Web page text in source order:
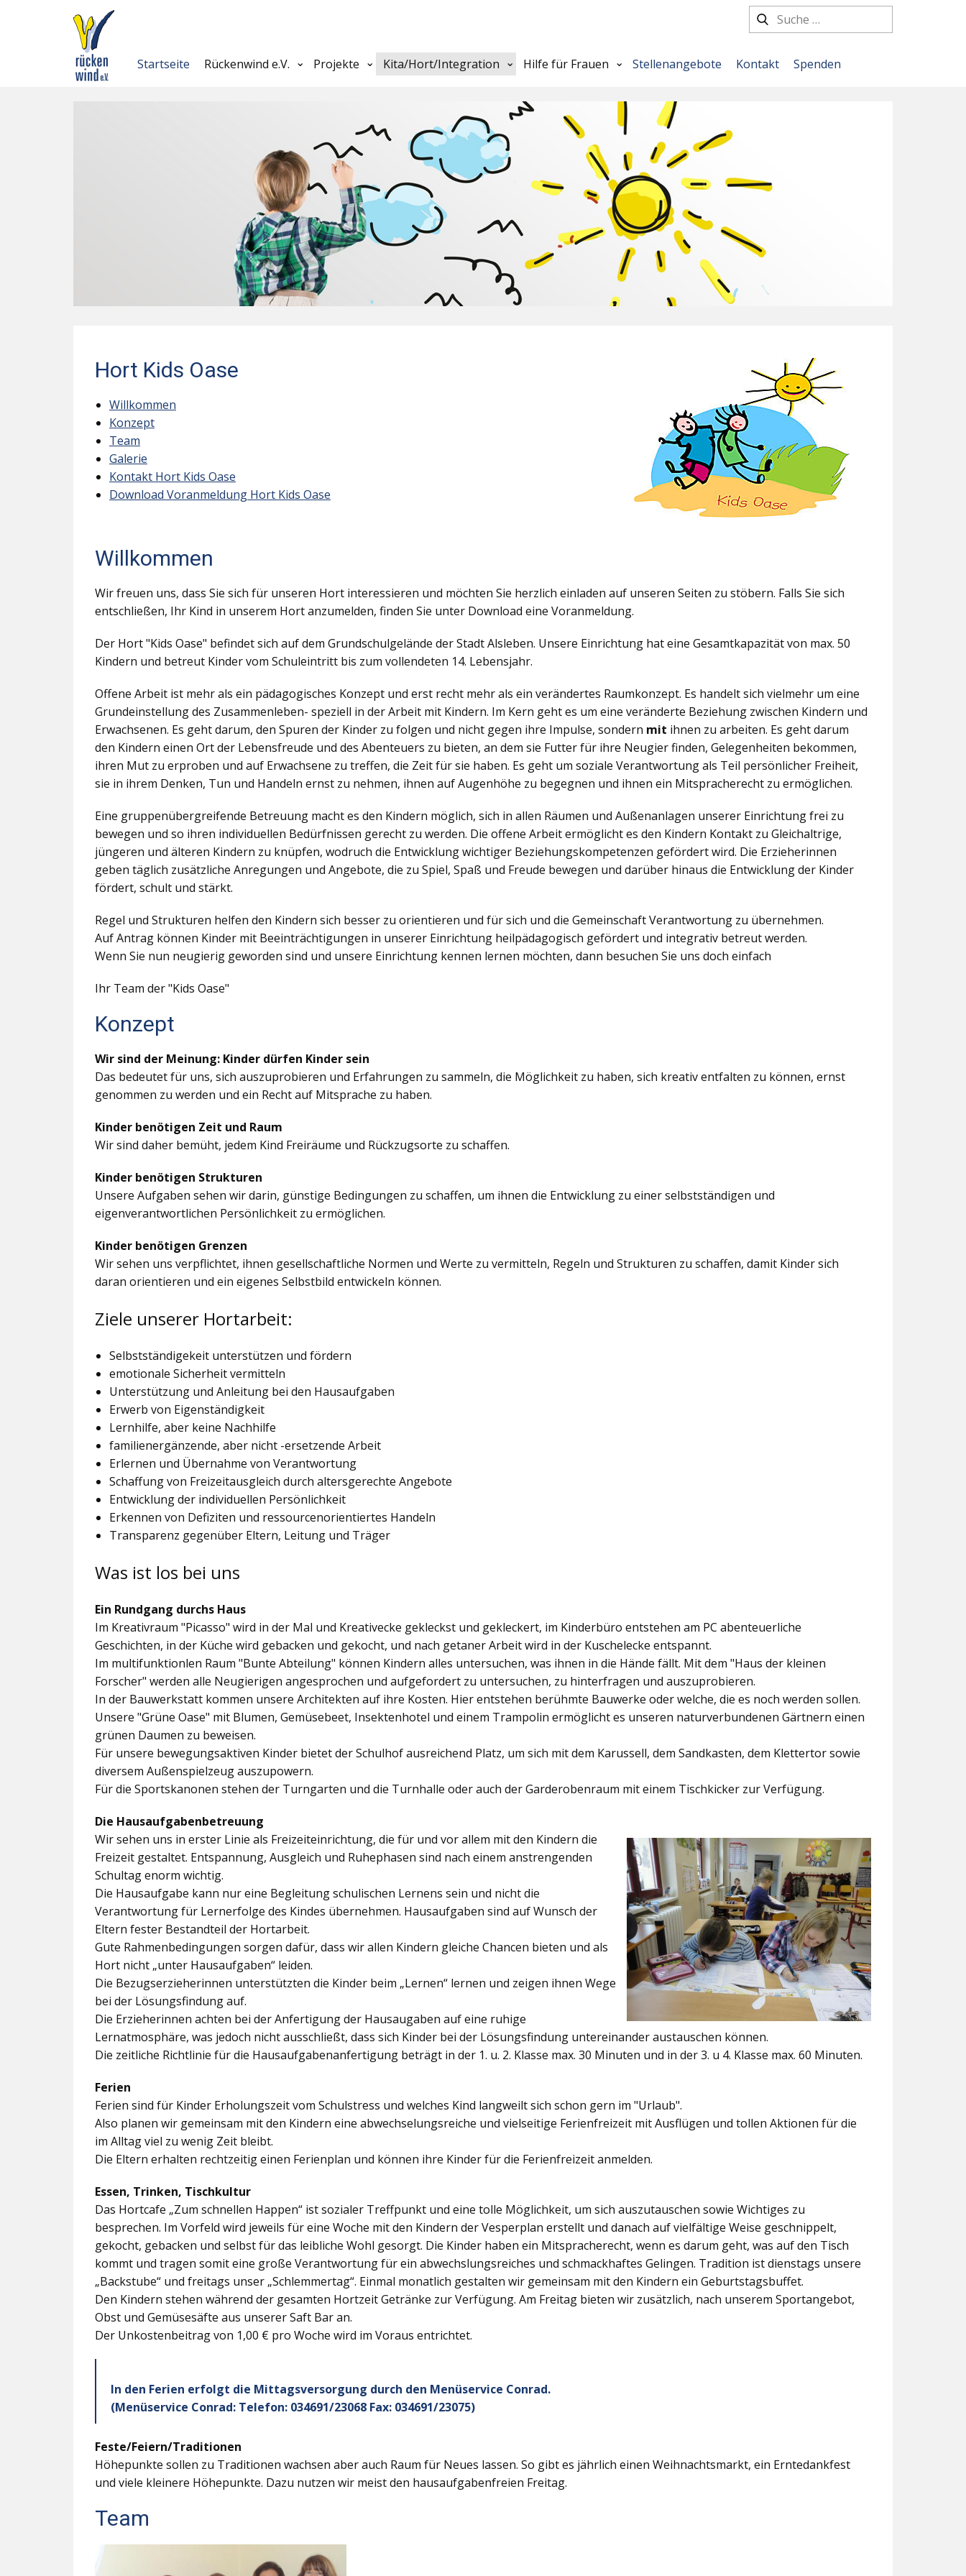
Startseite Rückenwind e.V. Projekte Kita/Hort/Integration Hilfe für Frauen Stellenangebote Kontakt Spenden
Hort Kids Oase
Willkommen
Konzept
Team
Galerie
Kontakt Hort Kids Oase
Download Voranmeldung Hort Kids Oase
Willkommen
Wir freuen uns, dass Sie sich für unseren Hort interessieren und möchten Sie herzlich einladen auf unseren Seiten zu stöbern. Falls Sie sich
entschließen, Ihr Kind in unserem Hort anzumelden, finden Sie unter Download eine Voranmeldung.
Der Hort "Kids Oase" befindet sich auf dem Grundschulgelände der Stadt Alsleben. Unsere Einrichtung hat eine Gesamtkapazität von max. 50
Kindern und betreut Kinder vom Schuleintritt bis zum vollendeten 14. Lebensjahr.
Offene Arbeit ist mehr als ein pädagogisches Konzept und erst recht mehr als ein verändertes Raumkonzept. Es handelt sich vielmehr um eine
Grundeinstellung des Zusammenleben- speziell in der Arbeit mit Kindern. Im Kern geht es um eine veränderte Beziehung zwischen Kindern und
Erwachsenen. Es geht darum, den Spuren der Kinder zu folgen und nicht gegen ihre Impulse, sondern mit ihnen zu arbeiten. Es geht darum
den Kindern einen Ort der Lebensfreude und des Abenteuers zu bieten, an dem sie Futter für ihre Neugier finden, Gelegenheiten bekommen,
ihren Mut zu erproben und auf Erwachsene zu treffen, die Zeit für sie haben. Es geht um soziale Verantwortung als Teil persönlicher Freiheit,
sie in ihrem Denken, Tun und Handeln ernst zu nehmen, ihnen auf Augenhöhe zu begegnen und ihnen ein Mitspracherecht zu ermöglichen.
Eine gruppenübergreifende Betreuung macht es den Kindern möglich, sich in allen Räumen und Außenanlagen unserer Einrichtung frei zu
bewegen und so ihren individuellen Bedürfnissen gerecht zu werden. Die offene Arbeit ermöglicht es den Kindern Kontakt zu Gleichaltrige,
jüngeren und älteren Kindern zu knüpfen, wodruch die Entwicklung wichtiger Beziehungskompetenzen gefördert wird. Die Erzieherinnen
geben täglich zusätzliche Anregungen und Angebote, die zu Spiel, Spaß und Freude bewegen und darüber hinaus die Entwicklung der Kinder
fördert, schult und stärkt.
Regel und Strukturen helfen den Kindern sich besser zu orientieren und für sich und die Gemeinschaft Verantwortung zu übernehmen.
Auf Antrag können Kinder mit Beeinträchtigungen in unserer Einrichtung heilpädagogisch gefördert und integrativ betreut werden.
Wenn Sie nun neugierig geworden sind und unsere Einrichtung kennen lernen möchten, dann besuchen Sie uns doch einfach
Ihr Team der "Kids Oase"
Konzept
Wir sind der Meinung: Kinder dürfen Kinder sein
Das bedeutet für uns, sich auszuprobieren und Erfahrungen zu sammeln, die Möglichkeit zu haben, sich kreativ entfalten zu können, ernst
genommen zu werden und ein Recht auf Mitsprache zu haben.
Kinder benötigen Zeit und Raum
Wir sind daher bemüht, jedem Kind Freiräume und Rückzugsorte zu schaffen.
Kinder benötigen Strukturen
Unsere Aufgaben sehen wir darin, günstige Bedingungen zu schaffen, um ihnen die Entwicklung zu einer selbstständigen und
eigenverantwortlichen Persönlichkeit zu ermöglichen.
Kinder benötigen Grenzen
Wir sehen uns verpflichtet, ihnen gesellschaftliche Normen und Werte zu vermitteln, Regeln und Strukturen zu schaffen, damit Kinder sich
daran orientieren und ein eigenes Selbstbild entwickeln können.
Ziele unserer Hortarbeit:
Selbstständigekeit unterstützen und fördern
emotionale Sicherheit vermitteln
Unterstützung und Anleitung bei den Hausaufgaben
Erwerb von Eigenständigkeit
Lernhilfe, aber keine Nachhilfe
familienergänzende, aber nicht -ersetzende Arbeit
Erlernen und Übernahme von Verantwortung
Schaffung von Freizeitausgleich durch altersgerechte Angebote
Entwicklung der individuellen Persönlichkeit
Erkennen von Defiziten und ressourcenorientiertes Handeln
Transparenz gegenüber Eltern, Leitung und Träger
Was ist los bei uns
Ein Rundgang durchs Haus
Im Kreativraum "Picasso" wird in der Mal und Kreativecke gekleckst und gekleckert, im Kinderbüro entstehen am PC abenteuerliche
Geschichten, in der Küche wird gebacken und gekocht, und nach getaner Arbeit wird in der Kuschelecke entspannt.
Im multifunktionlen Raum "Bunte Abteilung" können Kindern alles untersuchen, was ihnen in die Hände fällt. Mit dem "Haus der kleinen
Forscher" werden alle Neugierigen angesprochen und aufgefordert zu untersuchen, zu hinterfragen und auszuprobieren.
In der Bauwerkstatt kommen unsere Architekten auf ihre Kosten. Hier entstehen berühmte Bauwerke oder welche, die es noch werden sollen.
Unsere "Grüne Oase" mit Blumen, Gemüsebeet, Insektenhotel und einem Trampolin ermöglicht es unseren naturverbundenen Gärtnern einen
grünen Daumen zu beweisen.
Für unsere bewegungsaktiven Kinder bietet derSchulhofausreichend Platz, um sich mit dem Karussell, dem Sandkasten, dem Klettertor sowie
diversem Außenspielzeug auszupowern.
Für die Sportskanonen stehen der Turngarten und die Turnhalle oder auch derGarderobenraum mit einem Tischkicker zur Verfügung.
Die Hausaufgabenbetreuung
Wir sehen uns in erster Linie als Freizeiteinrichtung, die für und vor allem mit den Kindern die
Freizeit gestaltet. Entspannung, Ausgleich und Ruhephasen sind nach einem anstrengenden
Schultag enorm wichtig.
Die Hausaufgabe kann nur eine Begleitung schulischen Lernens sein und nicht die
Verantwortung für Lernerfolge des Kindes übernehmen. Hausaufgaben sind auf Wunsch der
Eltern fester Bestandteil der Hortarbeit.
Gute Rahmenbedingungen sorgen dafür, dass wir allen Kindern gleiche Chancen bieten und als
Hort nicht „unter Hausaufgaben“ leiden.
Die Bezugserzieherinnen unterstützten die Kinder beim „Lernen“ lernen und zeigen ihnen Wege
bei der Lösungsfindung auf.
Die Erzieherinnen achten bei der Anfertigung der Hausaugaben auf eine ruhige
Lernatmosphäre, was jedoch nicht ausschließt, dass sich Kinder bei der Lösungsfindung untereinander austauschen können.
Die zeitliche Richtlinie für die Hausaufgabenanfertigung beträgt in der 1. u. 2. Klasse max. 30 Minuten und in der 3. u 4. Klasse max. 60 Minuten.
Ferien
Ferien sind für Kinder Erholungszeit vom Schulstress und welches Kind langweilt sich schon gern im "Urlaub".
Also planen wir gemeinsam mit den Kindern eine abwechselungsreiche und vielseitige Ferienfreizeit mit Ausflügen und tollen Aktionen für die
im Alltag viel zu wenig Zeit bleibt.
Die Eltern erhalten rechtzeitig einen Ferienplan und können ihre Kinder für die Ferienfreizeit anmelden.
Essen, Trinken, Tischkultur
Das Hortcafe „Zum schnellen Happen“ ist sozialer Treffpunkt und eine tolle Möglichkeit, um sich auszutauschen sowie Wichtiges zu
besprechen. Im Vorfeld wird jeweils für eine Woche mit den Kindern der Vesperplan erstellt und danach auf vielfältige Weise geschnippelt,
gekocht, gebacken und selbst für das leibliche Wohl gesorgt. Die Kinder haben ein Mitspracherecht, wenn es darum geht, was auf den Tisch
kommt und tragen somit eine große Verantwortung für ein abwechslungsreiches und schmackhaftes Gelingen. Tradition ist dienstags unsere
„Backstube“ und freitags unser „Schlemmertag“. Einmal monatlich gestalten wir gemeinsam mit den Kindern ein Geburtstagsbuffet.
Den Kindern stehen während der gesamten Hortzeit Getränke zur Verfügung. Am Freitag bieten wir zusätzlich, nach unserem Sportangebot,
Obst und Gemüsesäfte aus unserer Saft Bar an.
Der Unkostenbeitrag von 1,00 € pro Woche wird im Voraus entrichtet.
In den Ferien erfolgt die Mittagsversorgung durch den Menüservice Conrad.
(Menüservice Conrad: Telefon: 034691/23068 Fax: 034691/23075)
Feste/Feiern/Traditionen
Höhepunkte sollen zu Traditionen wachsen aber auch Raum für Neues lassen. So gibt es jährlich einen Weihnachtsmarkt, ein Erntedankfest
und viele kleinere Höhepunkte. Dazu nutzen wir meist den hausaufgabenfreien Freitag.
Team